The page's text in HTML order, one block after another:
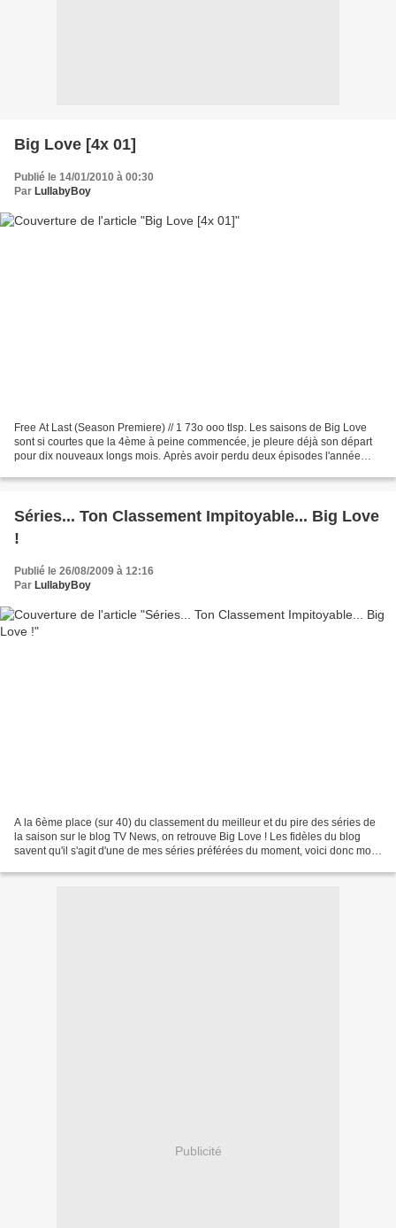
Big Love [4x 01]
Publié le 14/01/2010 à 00:30
Par LullabyBoy
Free At Last (Season Premiere) // 1 73o ooo tlsp. Les saisons de Big Love
sont si courtes que la 4ème à peine commencée, je pleure déjà son départ
pour dix nouveaux longs mois. Après avoir perdu deux épisodes l'année
Séries... Ton Classement Impitoyable... Big Love
!
Publié le 26/08/2009 à 12:16
Par LullabyBoy
A la 6ème place (sur 40) du classement du meilleur et du pire des séries de
la saison sur le blog TV News, on retrouve Big Love ! Les fidèles du blog
savent qu'il s'agit d'une de mes séries préférées du moment, voici donc mon
Publicité